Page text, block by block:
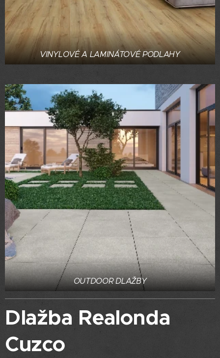
VINYLOVÉ A LAMINÁTOVÉ PODLAHY
OUTDOOR DLAŽBY
Dlažba Realonda
Cuzco